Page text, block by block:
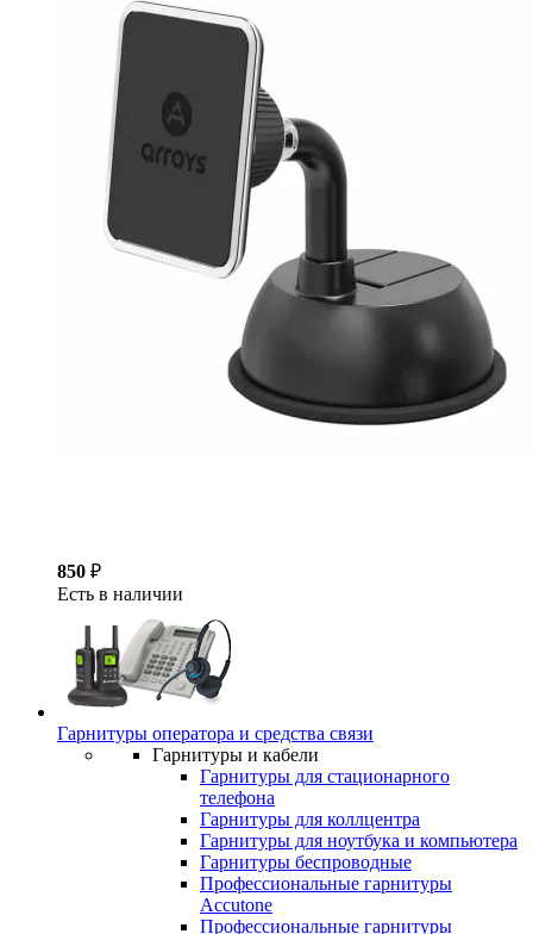
850 ₽
Есть в наличии
Гарнитуры оператора и средства связи
Гарнитуры и кабели
Гарнитуры для стационарного
телефона
Гарнитуры для коллцентра
Гарнитуры для ноутбука и компьютера
Гарнитуры беспроводные
Профессиональные гарнитуры
Accutone
Профессиональные гарнитуры